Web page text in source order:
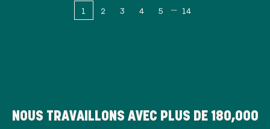
1 2 3 4 5 14
NOUS TRAVAILLONS AVEC PLUS DE 180,000